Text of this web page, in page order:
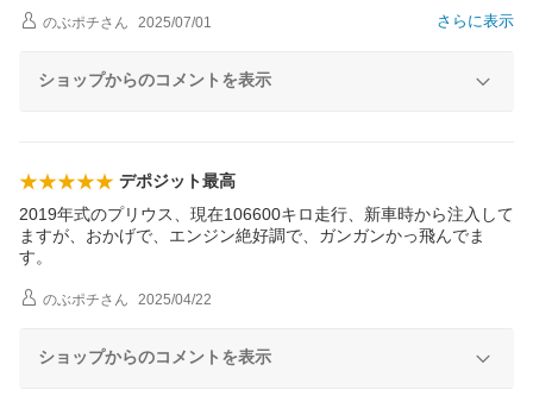
さらに表示
のぶポチさん 2025/07/01
ショップからのコメントを表示
デポジット最高
2019年式のプリウス、現在106600キロ走行、新車時から注入して
ますが、おかげで、エンジン絶好調で、ガンガンかっ飛んでま
す。
のぶポチさん 2025/04/22
ショップからのコメントを表示